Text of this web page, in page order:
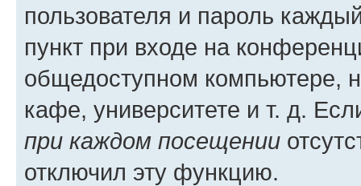
пользователя и пароль
пункт при входе на
общедоступном компьютере,
кафе, университете и т. д.
при каждом посещении
отключил эту функцию.